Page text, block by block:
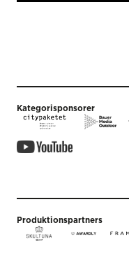
Kategorisponsorer
Produktionspartners